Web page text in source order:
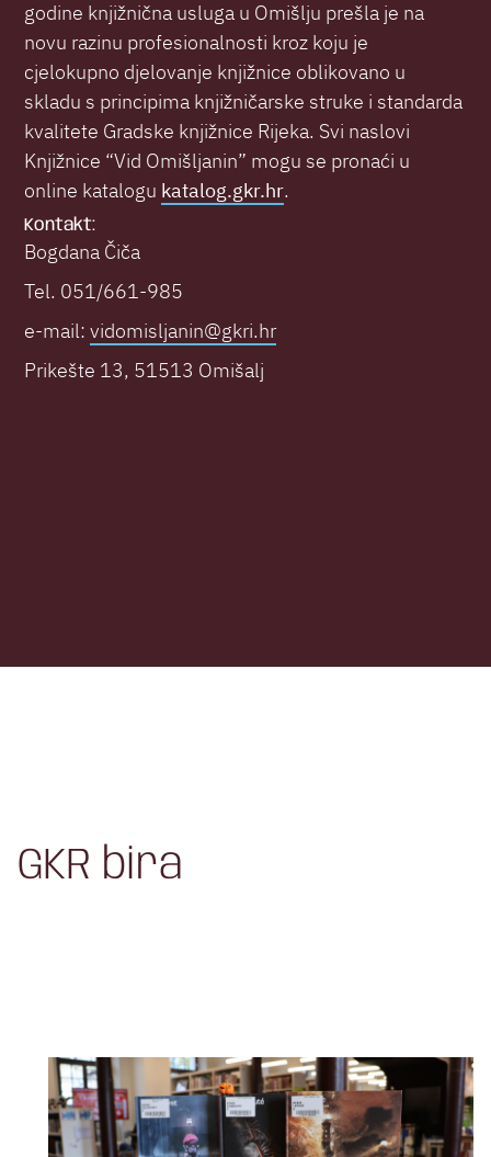
godine knjižnična usluga u Omišlju prešla je na
novu razinu profesionalnosti kroz koju je
cjelokupno djelovanje knjižnice oblikovano u
skladu s principima knjižničarske struke i standarda
kvalitete Gradske knjižnice Rijeka. Svi naslovi
Knjižnice “Vid Omišljanin” mogu se pronaći u
online katalogu katalog.gkr.hr.
Kontakt:
Bogdana Čiča
Tel. 051/661-985
e-mail:vidomisljanin@gkri.hr
Prikešte 13, 51513 Omišalj
GKR bira